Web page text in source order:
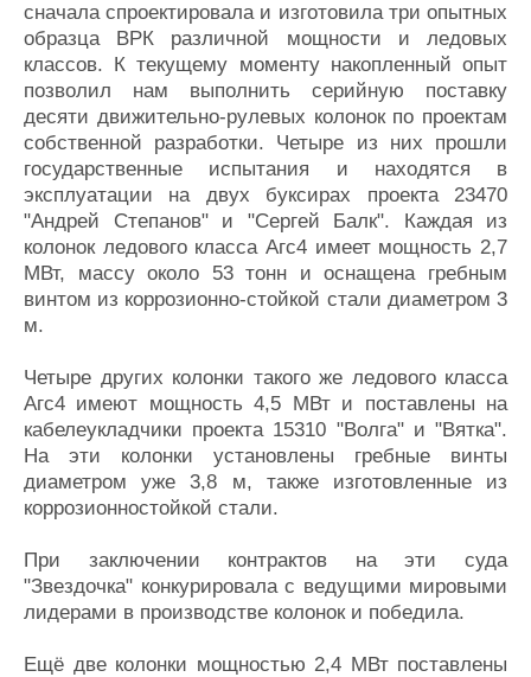
сначала спроектировала и изготовила три опытных
образца ВРК различной мощности и ледовых
классов. К текущему моменту накопленный опыт
позволил нам выполнить серийную поставку
десяти движительно-рулевых колонок по проектам
собственной разработки. Четыре из них прошли
государственные испытания и находятся в
эксплуатации на двух буксирах проекта 23470
"Андрей Степанов" и "Сергей Балк". Каждая из
колонок ледового класса Агс4 имеет мощность 2,7
МВт, массу около 53 тонн и оснащена гребным
винтом из коррозионно-стойкой стали диаметром 3
м.
Четыре других колонки такого же ледового класса
Агс4 имеют мощность 4,5 МВт и поставлены на
кабелеукладчики проекта 15310 "Волга" и "Вятка".
На эти колонки установлены гребные винты
диаметром уже 3,8 м, также изготовленные из
коррозионностойкой стали.
При заключении контрактов на эти суда
"Звездочка" конкурировала с ведущими мировыми
лидерами в производстве колонок и победила.
Ещё две колонки мощностью 2,4 МВт поставлены